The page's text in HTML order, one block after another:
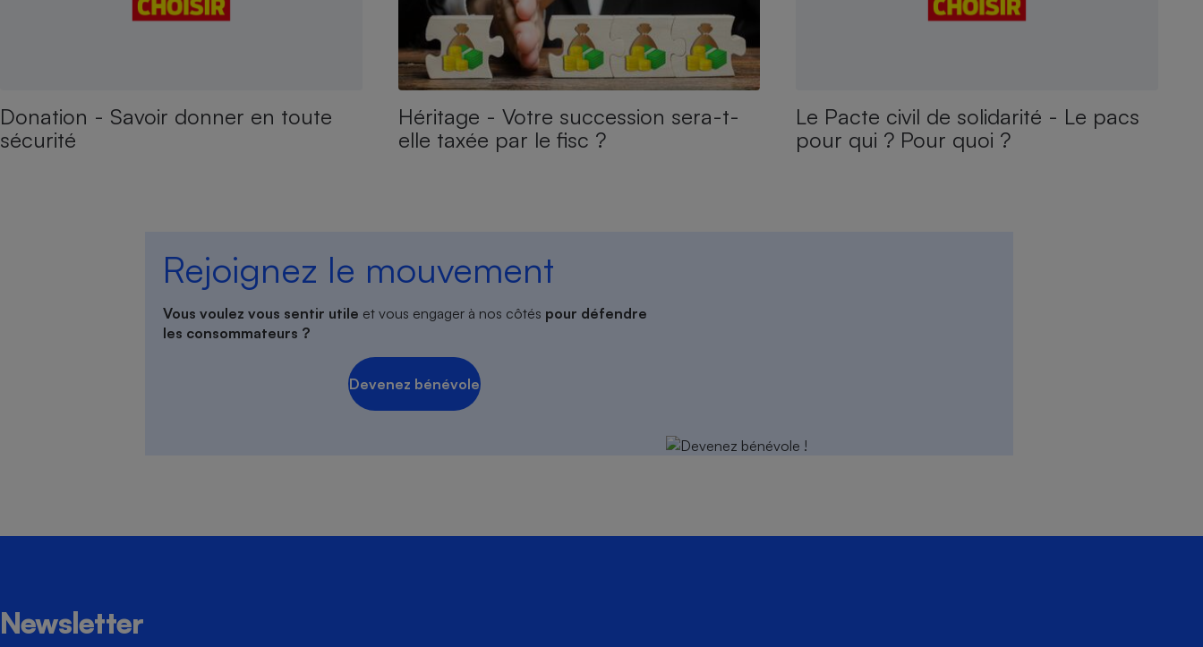
Donation - Savoir donner en toute
sécurité
Héritage - Votre succession sera-t-
elle taxée par le fisc ?
Le Pacte civil de solidarité - Le pacs
pour qui ? Pour quoi ?
Rejoignez le mouvement
Vous voulez vous sentir utile et vous engager à nos côtés pour défendre
les consommateurs ?
Devenez bénévole
Newsletter